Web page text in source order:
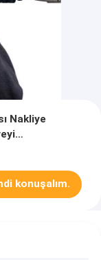
Nakliye
İmkanı
konuşalım.